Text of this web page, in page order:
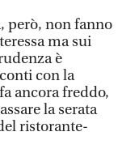
però, non fanno
ma sui
è
con la
ancora freddo,
la serata
ristorante-